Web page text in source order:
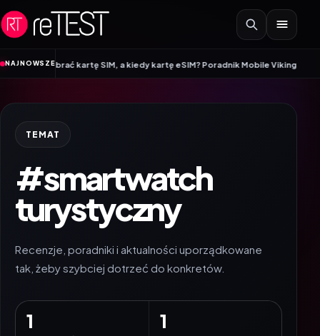
Przejdź do treści
NAJNOWSZE
wybrać kartę SIM, a kiedy kartę eSIM? Poradnik Mobile Vikings•Wracamy
TEMAT
#smartwatch
turystyczny
Recenzje, poradniki i aktualności uporządkowane
tak, żeby szybciej dotrzeć do konkretów.
1 1